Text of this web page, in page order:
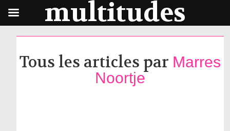
Tous les articles par Marres
Noortje
multitudes